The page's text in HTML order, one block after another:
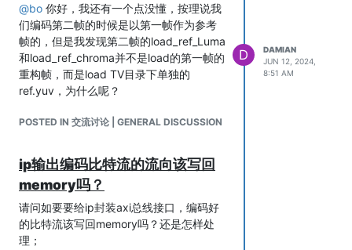
@bo 你好，我还有一个点没懂，按理说我
们编码第二帧的时候是以第一帧作为参考
帧的，但是我发现第二帧的load_ref_Luma
和load_ref_chroma并不是load的第一帧的
重构帧，而是load TV目录下单独的
ref.yuv，为什么呢？
POSTED IN 交流讨论 | GENERAL DISCUSSION
D
DAMIAN
JUN 12, 2024,
8:51 AM
ip输出编码比特流的流向该写回
memory吗？
请问如要要给ip封装axi总线接口，编码好
的比特流该写回memory吗？还是怎样处
理；